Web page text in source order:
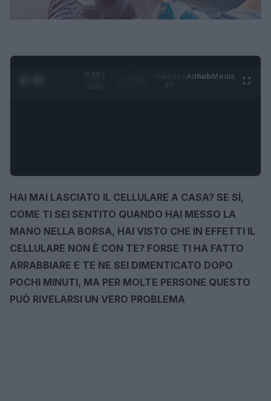
0:29 /
AdhubMedia
HAI MAI LASCIATO IL CELLULARE A CASA? SE SÌ,
COME TI SEI SENTITO QUANDO HAI MESSO LA
MANO NELLA BORSA, HAI VISTO CHE IN EFFETTI IL
CELLULARE NON È CON TE? FORSE TI HA FATTO
ARRABBIARE E TE NE SEI DIMENTICATO DOPO
POCHI MINUTI, MA PER MOLTE PERSONE QUESTO
PUÒ RIVELARSI UN VERO PROBLEMA